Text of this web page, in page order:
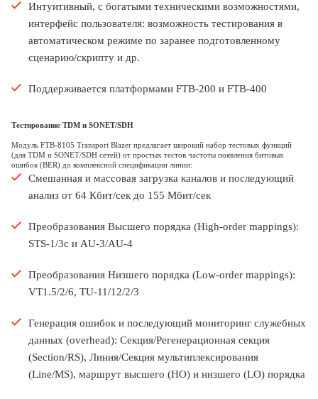
Интуитивный, с богатыми техническими возможностями,
интерфейс пользователя: возможность тестирования в
автоматическом режиме по заранее подготовленному
сценарию/скрипту и др.
Поддерживается платформами FTB-200 и FTB-400
Тестирование TDM и SONET/SDH
Модуль FTB-8105 Transport Blazer предлагает широкий набор тестовых функций
(для TDM и SONET/SDH сетей) от простых тестов частоты появления битовых
ошибок (BER) до комплексной спецификации линии:
Смешанная и массовая загрузка каналов и последующий
анализ от 64 Кбит/сек до 155 Мбит/сек
Преобразования Высшего порядка (High-order mappings):
STS-1/3c и AU-3/AU-4
Преобразования Низшего порядка (Low-order mappings):
VT1.5/2/6, TU-11/12/2/3
Генерация ошибок и последующий мониторинг служебных
данных (overhead): Секция/Регенерационная секция
(Section/RS), Линия/Секция мультиплексирования
(Line/MS), маршрут высшего (HO) и низшего (LO) порядка